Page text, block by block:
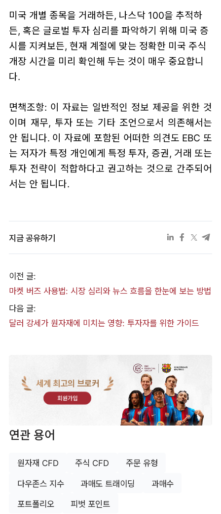
미국 개별 종목을 거래하든, 나스닥 100을 추적하
든, 혹은 글로벌 투자 심리를 파악하기 위해 미국 증
시를 지켜보든, 현재 계절에 맞는 정확한 미국 주식
개장 시간을 미리 확인해 두는 것이 매우 중요합니
다.
면책조항: 이 자료는 일반적인 정보 제공을 위한 것
이며 재무, 투자 또는 기타 조언으로서 의존해서는
안 됩니다. 이 자료에 포함된 어떠한 의견도 EBC 또
는 저자가 특정 개인에게 특정 투자, 증권, 거래 또는
투자 전략이 적합하다고 권고하는 것으로 간주되어
서는 안 됩니다.
지금 공유하기
이전 글:
마켓 버즈 사용법: 시장 심리와 뉴스 흐름을 한눈에 보는 방법
다음 글:
달러 강세가 원자재에 미치는 영향: 투자자를 위한 가이드
세계 최고의 브로커
회원가입
연관 용어
원자재 CFD 주식 CFD 주문 유형
다우존스 지수 과매도 트래이딩 과매수
포트폴리오 피벗 포인트